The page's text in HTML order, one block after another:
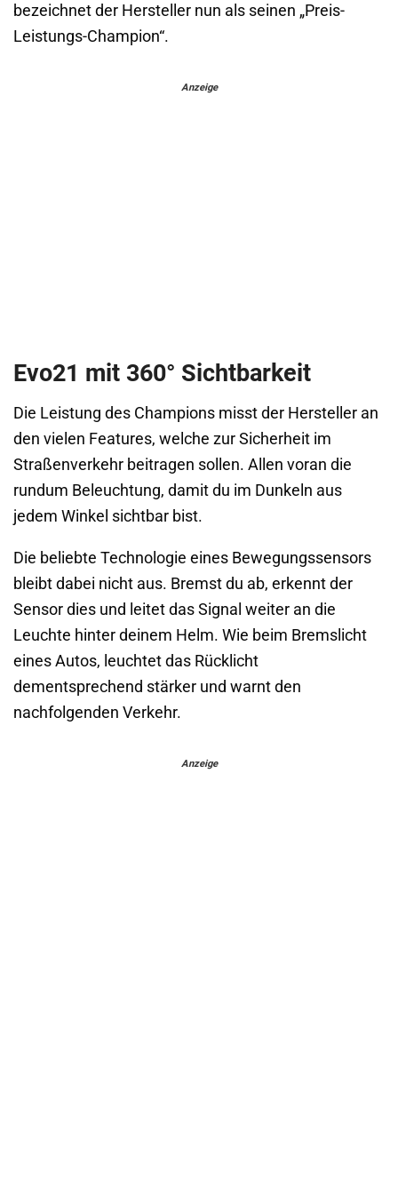
bezeichnet der Hersteller nun als seinen „Preis-
Leistungs-Champion“.
Anzeige
Evo21 mit 360° Sichtbarkeit
Die Leistung des Champions misst der Hersteller an
den vielen Features, welche zur Sicherheit im
Straßenverkehr beitragen sollen. Allen voran die
rundum Beleuchtung, damit du im Dunkeln aus
jedem Winkel sichtbar bist.
Die beliebte Technologie eines Bewegungssensors
bleibt dabei nicht aus. Bremst du ab, erkennt der
Sensor dies und leitet das Signal weiter an die
Leuchte hinter deinem Helm. Wie beim Bremslicht
eines Autos, leuchtet das Rücklicht
dementsprechend stärker und warnt den
nachfolgenden Verkehr.
Anzeige